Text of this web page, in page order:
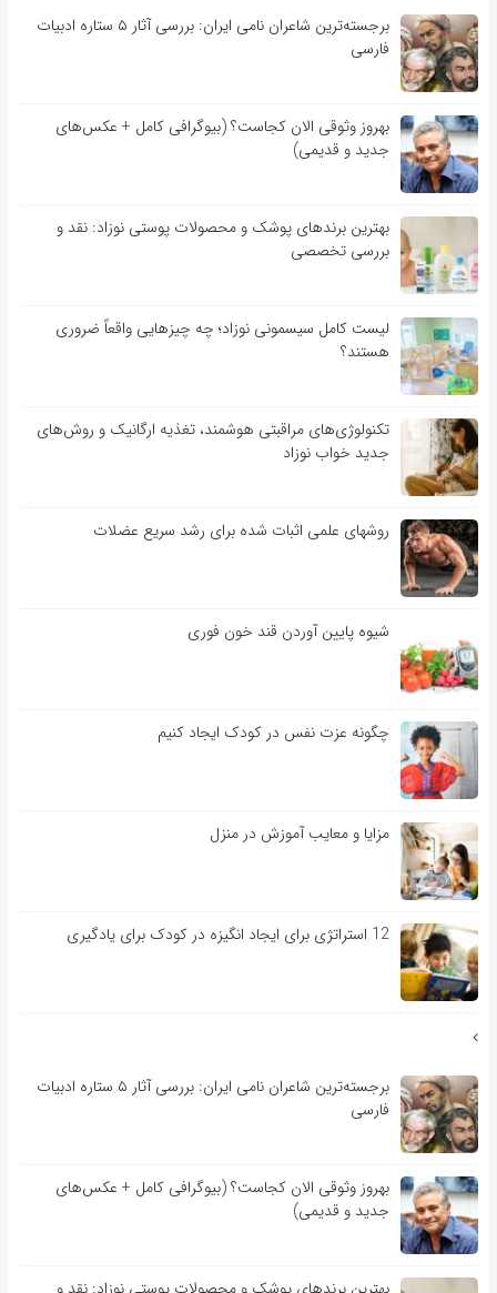
برجسته‌ترین شاعران نامی ایران: بررسی آثار ۵ ستاره ادبیات
فارسی
بهروز وثوقی الان کجاست؟ (بیوگرافی کامل + عکس‌های
جدید و قدیمی)
بهترین برندهای پوشک و محصولات پوستی نوزاد: نقد و
بررسی تخصصی
لیست کامل سیسمونی نوزاد؛ چه چیزهایی واقعاً ضروری
هستند؟
تکنولوژی‌های مراقبتی هوشمند، تغذیه ارگانیک و روش‌های
جدید خواب نوزاد
روشهای علمی اثبات شده برای رشد سریع عضلات
شیوه پایین آوردن قند خون فوری
چگونه عزت نفس در کودک ایجاد کنیم
مزایا و معایب آموزش در منزل
12 استراتژی برای ایجاد انگیزه در کودک برای یادگیری
برجسته‌ترین شاعران نامی ایران: بررسی آثار ۵ ستاره ادبیات
فارسی
بهروز وثوقی الان کجاست؟ (بیوگرافی کامل + عکس‌های
جدید و قدیمی)